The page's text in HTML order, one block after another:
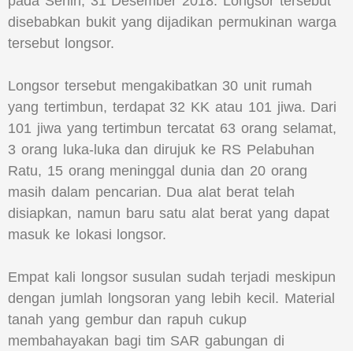
disebabkan bukit yang dijadikan permukinan warga
tersebut longsor.
Longsor tersebut mengakibatkan 30 unit rumah
yang tertimbun, terdapat 32 KK atau 101 jiwa. Dari
101 jiwa yang tertimbun tercatat 63 orang selamat,
3 orang luka-luka dan dirujuk ke RS Pelabuhan
Ratu, 15 orang meninggal dunia dan 20 orang
masih dalam pencarian. Dua alat berat telah
disiapkan, namun baru satu alat berat yang dapat
masuk ke lokasi longsor.
Empat kali longsor susulan sudah terjadi meskipun
dengan jumlah longsoran yang lebih kecil. Material
tanah yang gembur dan rapuh cukup
membahayakan bagi tim SAR gabungan di